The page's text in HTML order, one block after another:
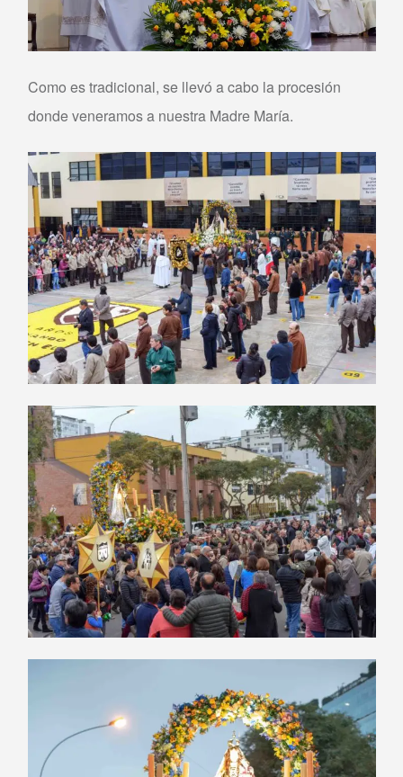
Como es tradicional, se llevó a cabo la procesión
donde veneramos a nuestra Madre María.